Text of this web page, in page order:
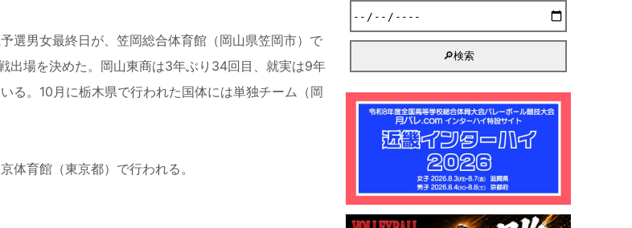
選男女最終日が、笠岡総合体育館（岡山県笠岡市）で
出場を決めた。岡山東商は3年ぶり34回目、就実は9年
る。10月に栃木県で行われた国体には単独チーム（岡
育館（東京都）で行われる。